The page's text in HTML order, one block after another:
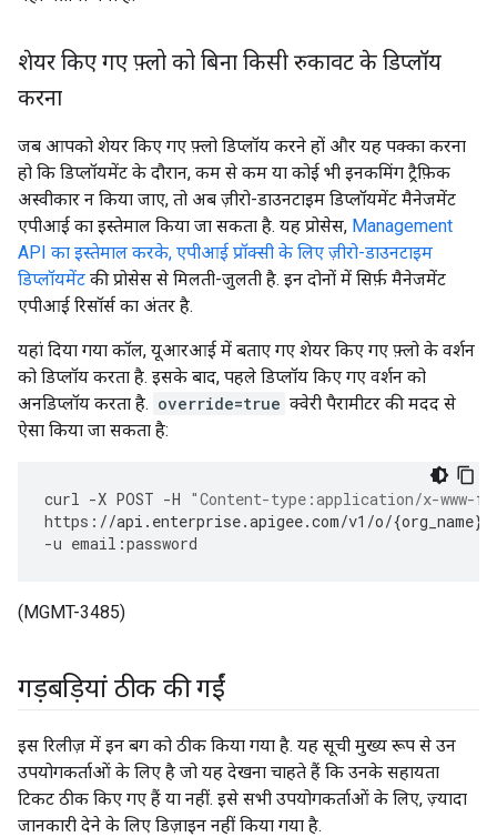
शेयर किए गए फ़्लो को बिना किसी रुकावट के डिप्लॉय
करना
जब आपको शेयर किए गए फ़्लो डिप्लॉय करने हों और यह पक्का करना
हो कि डिप्लॉयमेंट के दौरान, कम से कम या कोई भी इनकमिंग ट्रैफ़िक
अस्वीकार न किया जाए, तो अब ज़ीरो-डाउनटाइम डिप्लॉयमेंट मैनेजमेंट
एपीआई का इस्तेमाल किया जा सकता है. यह प्रोसेस, Management
API का इस्तेमाल करके, एपीआई प्रॉक्सी के लिए ज़ीरो-डाउनटाइम
डिप्लॉयमेंट की प्रोसेस से मिलती-जुलती है. इन दोनों में सिर्फ़ मैनेजमेंट
एपीआई रिसॉर्स का अंतर है.
यहां दिया गया कॉल, यूआरआई में बताए गए शेयर किए गए फ़्लो के वर्शन
को डिप्लॉय करता है. इसके बाद, पहले डिप्लॉय किए गए वर्शन को
अनडिप्लॉय करता है. override=true क्वेरी पैरामीटर की मदद से
ऐसा किया जा सकता है:
curl -X POST -H "Content-type:application/x-www-
https : //api.enterprise.apigee.com/v1/o/{org_name}/
-u email :password
(MGMT-3485)
गड़बड़ियां ठीक की गईं
इस रिलीज़ में इन बग को ठीक किया गया है. यह सूची मुख्य रूप से उन
उपयोगकर्ताओं के लिए है जो यह देखना चाहते हैं कि उनके सहायता
टिकट ठीक किए गए हैं या नहीं. इसे सभी उपयोगकर्ताओं के लिए, ज़्यादा
जानकारी देने के लिए डिज़ाइन नहीं किया गया है.